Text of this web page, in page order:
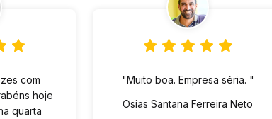
com
hoje
quarta
"Muito boa. Empresa séria. "
Osias Santana Ferreira Neto